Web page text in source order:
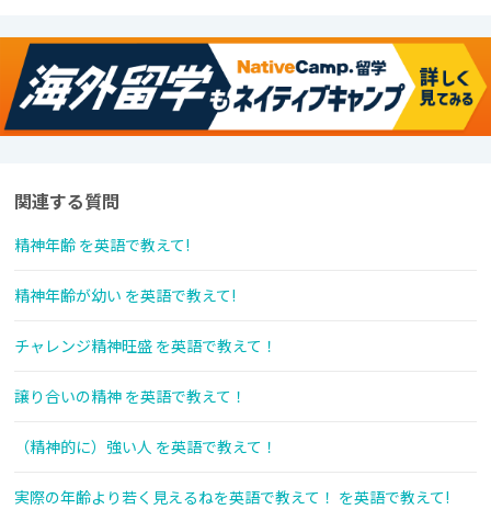
関連する質問
精神年齢 を英語で教えて!
精神年齢が幼い を英語で教えて!
チャレンジ精神旺盛 を英語で教えて！
譲り合いの精神 を英語で教えて！
（精神的に）強い人 を英語で教えて！
実際の年齢より若く見えるねを英語で教えて！ を英語で教えて!